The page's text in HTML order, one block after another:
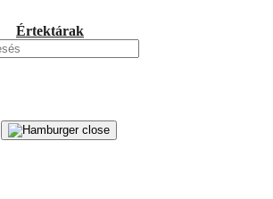
Értektárak